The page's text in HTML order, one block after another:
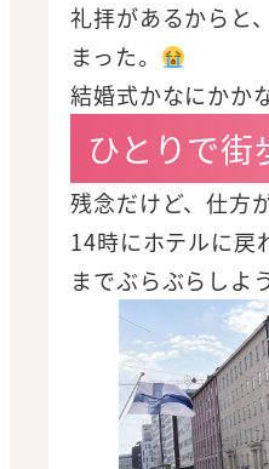
礼拝があるからと
まった。
結婚式かなにかかな
ひとりで街
残念だけど、仕方
14時にホテルに戻
までぶらぶらしよう